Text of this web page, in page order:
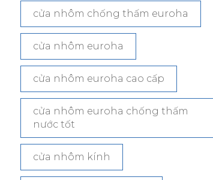
cửa nhôm chống thấm euroha
cửa nhôm euroha
cửa nhôm euroha cao cấp
cửa nhôm euroha chống thấm
nước tốt
cửa nhôm kính